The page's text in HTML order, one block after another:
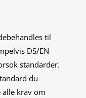
til
DS/EN
standarder.
du
alle krav om